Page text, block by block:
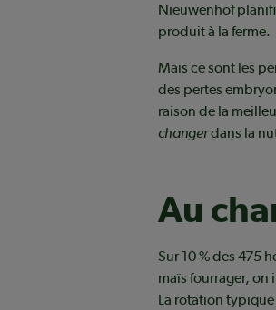
Nieuwenhof
produit à la ferme.
Mais ce sont les
des pertes
raison de la
changerdans la
Au
Sur 10 % des 475
maïs fourrager, on
La rotation